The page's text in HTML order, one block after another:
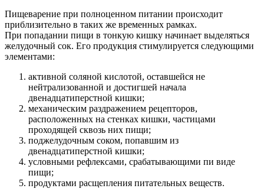
Пищеварение при полноценном питании происходит
приблизительно в таких же временных рамках.
При попадании пищи в тонкую кишку начинает выделяться
желудочный сок. Его продукция стимулируется следующими
элементами:
активной соляной кислотой, оставшейся не
нейтрализованной и достигшей начала
двенадцатиперстной кишки;
механическим раздражением рецепторов,
расположенных на стенках кишки, частицами
проходящей сквозь них пищи;
поджелудочным соком, попавшим из
двенадцатиперстной кишки;
условными рефлексами, срабатывающими пи виде
пищи;
продуктами расщепления питательных веществ.